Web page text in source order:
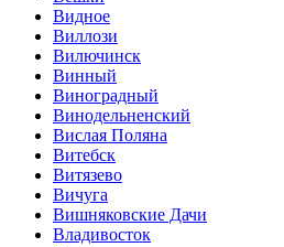
Видное
Виллози
Вилючинск
Винный
Виноградный
Винодельненский
Вислая Поляна
Витебск
Витязево
Вичуга
Вишняковские Дачи
Владивосток